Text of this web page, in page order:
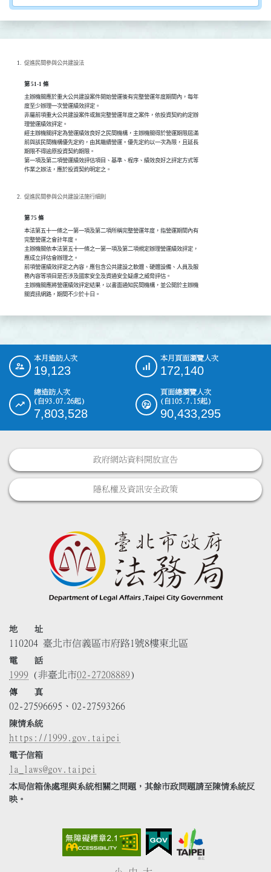
促進民間參與公共建設法
第 51-1 條
主辦機關應於重大公共建設案件開始營運後有完整營運年度期間內，每年
度至少辦理一次營運績效評定。
非屬前項重大公共建設案件或無完整營運年度之案件，依投資契約約定辦
理營運績效評定。
經主辦機關評定為營運績效良好之民間機構，主辦機關得於營運期限屆滿
前與該民間機構優先定約，由其繼續營運。優先定約以一次為限，且延長
期限不得逾原投資契約期限。
第一項及第二項營運績效評估項目、基準、程序、績效良好之評定方式等
作業之辦法，應於投資契約明定之。
促進民間參與公共建設法施行細則
第 75 條
本法第五十一條之一第一項及第二項所稱完整營運年度，指營運期間內有
完整營運之會計年度。
主辦機關依本法第五十一條之一第一項及第二項規定辦理營運績效評定，
應成立評估會辦理之。
前項營運績效評定之內容，應包含公共建設之軟體、硬體設備、人員及服
務內容等項目是否涉及國家安全及資通安全疑慮之威脅評估。
主辦機關應將營運績效評定結果，以書面通知民間機構，並公開於主辦機
關資訊網路，期間不少於十日。
::: 本月造訪人次
19,123
本月頁面瀏覽人次
172,140
總造訪人次
(自93.07.26起)
7,803,528
頁面總瀏覽人次
(自105.7.15起)
90,433,295
政府網站資料開放宣告
隱私權及資訊安全政策
地 址
110204 臺北市信義區市府路1號8樓東北區
電 話
1999 (非臺北市02-27208889)
傳 真
02-27596695、02-27593266
陳情系統
https://1999.gov.taipei
電子信箱
la_laws@gov.taipei
本局信箱係處理與系統相關之問題，其餘市政問題請至陳情系統反
映。